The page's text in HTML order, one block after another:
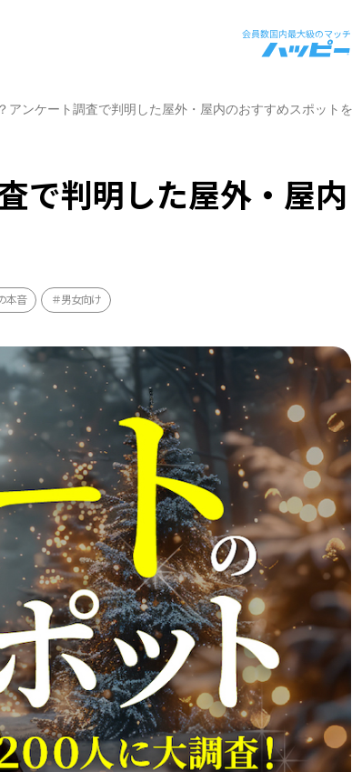
アンケート調査で判明した屋外・屋内のおすすめスポット
で判明した屋外・屋内
本音 男女向け